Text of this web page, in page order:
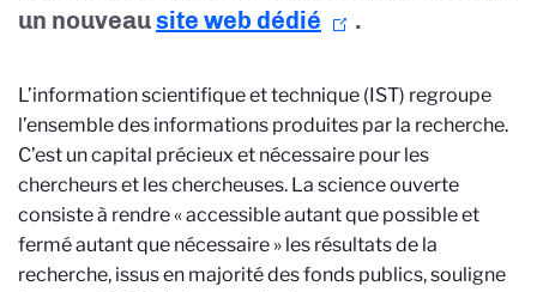
un nouveausite web dédié .
L’information scientifique et technique (IST) regroupe
l’ensemble des informations produites par la recherche.
C’est un capital précieux et nécessaire pour les
chercheurs et les chercheuses. La science ouverte
consiste à rendre « accessible autant que possible et
fermé autant que nécessaire » les résultats de la
recherche, issus en majorité des fonds publics, souligne